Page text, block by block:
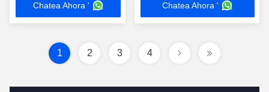
Chatea Ahora '
cada vez mayor
Chatea Ahora '
1 2 3 4